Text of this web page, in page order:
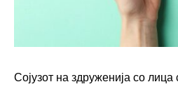
Сојузот на здруженија со лица